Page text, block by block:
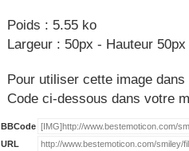
Poids : 5.55 ko
Largeur : 50px - Hauteur 50px
Pour utiliser cette image
Code ci-dessous dans votre
BBCode
URL